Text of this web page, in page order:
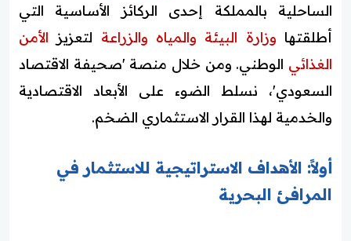
الساحلية بالمملكة إحدى الركائز الأساسية التي
أطلقتها وزارة البيئة والمياه والزراعة لتعزيز الأمن
الغذائي الوطني. ومن خلال منصة 'صحيفة الاقتصاد
السعودي'، نسلط الضوء على الأبعاد الاقتصادية
والخدمية لهذا القرار الاستثماري الضخم.
أولاً: الأهداف الاستراتيجية للاستثمار في
المرافئ البحرية